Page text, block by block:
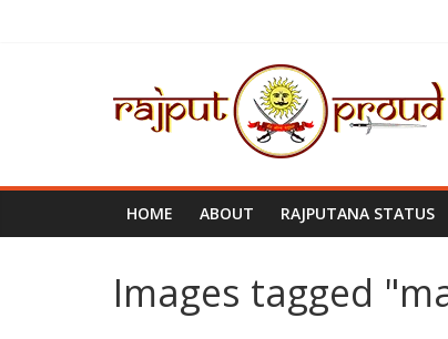
Rajput
Proud
Rajputana
Attitude
In
Hindi
HOME ABOUT RAJPUTANA STATUS
Images tagged